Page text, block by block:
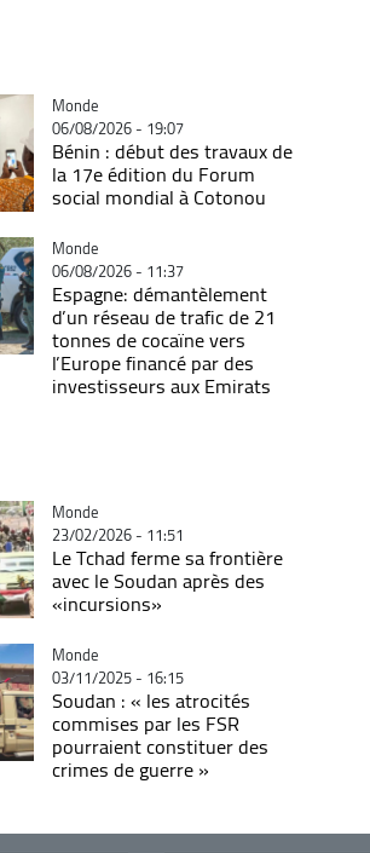
Catégorie
Monde
06/08/2026 - 19:07
Bénin : début des travaux de
la 17e édition du Forum
social mondial à Cotonou
Catégorie
Monde
06/08/2026 - 11:37
Espagne: démantèlement
d’un réseau de trafic de 21
tonnes de cocaïne vers
l’Europe financé par des
investisseurs aux Emirats
Catégorie
Monde
23/02/2026 - 11:51
Le Tchad ferme sa frontière
avec le Soudan après des
«incursions»
Catégorie
Monde
03/11/2025 - 16:15
Soudan : « les atrocités
commises par les FSR
pourraient constituer des
crimes de guerre »